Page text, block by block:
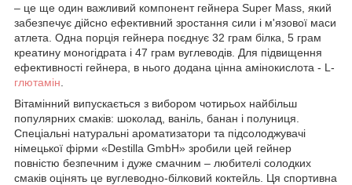
– це ще один важливий компонент гейнера Super Mass, який
забезпечує дійсно ефективний зростання сили і м'язової маси
атлета. Одна порція гейнера поєднує 32 грам білка, 5 грам
креатину моногідрата і 47 грам вуглеводів. Для підвищення
ефективності гейнера, в нього додана цінна амінокислота - L-
глютамін
Вітамінний випускається з вибором чотирьох найбільш
популярних смаків: шоколад, ваніль, банан і полуниця.
Спеціальні натуральні ароматизатори та підсолоджувачі
німецької фірми «Destilla GmbH» зробили цей гейнер
повністю безпечним і дуже смачним – любителі солодких
смаків оцінять це вуглеводно-білковий коктейль. Ця спортивна